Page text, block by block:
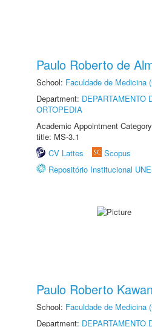
Paulo Roberto de
School: Faculdade de Medicina
Department: DEPARTAMENTO
ORTOPEDIA
Academic Appointment
title: MS-3.1
CV Lattes
Scopus
Repositório Institucional
Paulo Roberto
School: Faculdade de Medicina
Department: DEPARTAMENTO